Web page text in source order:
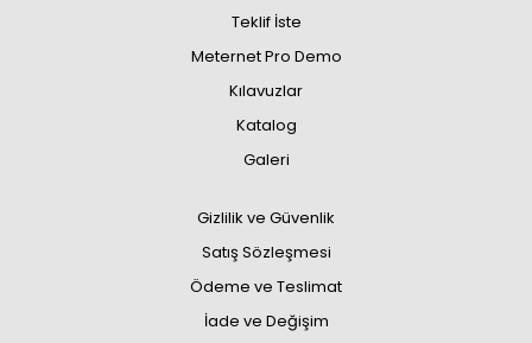
Teklif İste
Meternet Pro Demo
Kılavuzlar
Katalog
Galeri
Gizlilik ve Güvenlik
Satış Sözleşmesi
Ödeme ve Teslimat
İade ve Değişim